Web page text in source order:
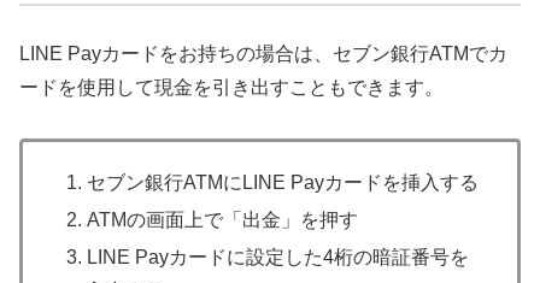
LINE Payカードをお持ちの場合は、セブン銀行ATMでカ
ードを使用して現金を引き出すこともできます。
セブン銀行ATMにLINE Payカードを挿入する
ATMの画面上で「出金」を押す
LINE Payカードに設定した4桁の暗証番号を